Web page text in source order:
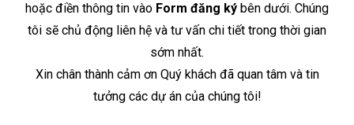
hoặc điền thông tin vào Form đăng ký bên dưới. Chúng
tôi sẽ chủ động liên hệ và tư vấn chi tiết trong thời gian
sớm nhất.
Xin chân thành cảm ơn Quý khách đã quan tâm và tin
tưởng các dự án của chúng tôi!